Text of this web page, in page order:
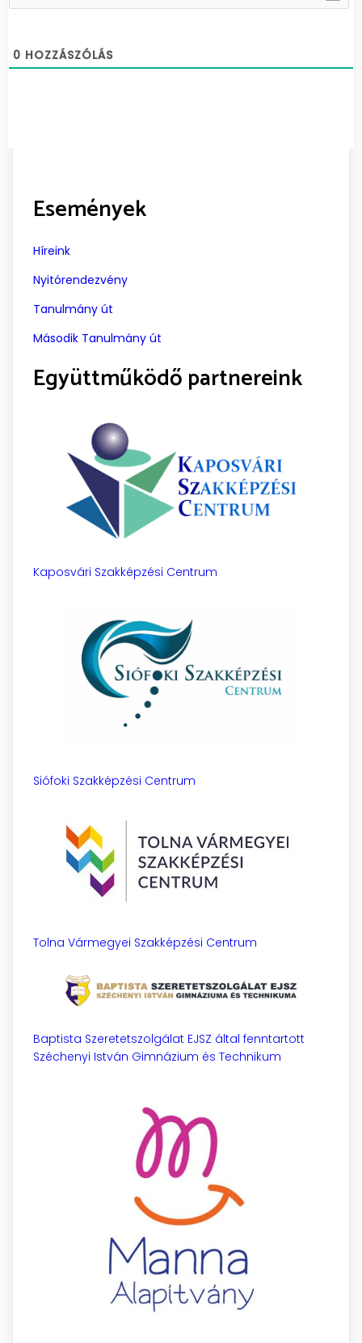
0 HOZZÁSZÓLÁS
Események
Híreink
Nyitórendezvény
Tanulmány út
Második Tanulmány út
Együttműködő partnereink
Kaposvári Szakképzési Centrum
Siófoki Szakképzési Centrum
Tolna Vármegyei Szakképzési Centrum
Baptista Szeretetszolgálat EJSZ által fenntartott
Széchenyi István Gimnázium és Technikum